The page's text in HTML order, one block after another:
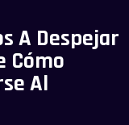
A Despejar
Cómo
Al